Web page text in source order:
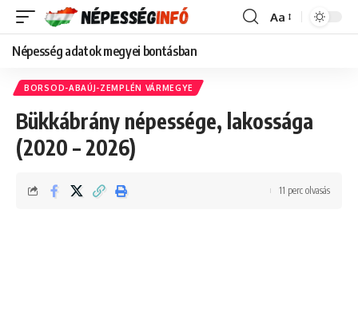
Font
Aa
Népesség adatok megyei bontásban
BORSOD-ABAÚJ-ZEMPLÉN VÁRMEGYE
Bükkábrány népessége, lakossága
(2020 – 2026)
11 perc olvasás